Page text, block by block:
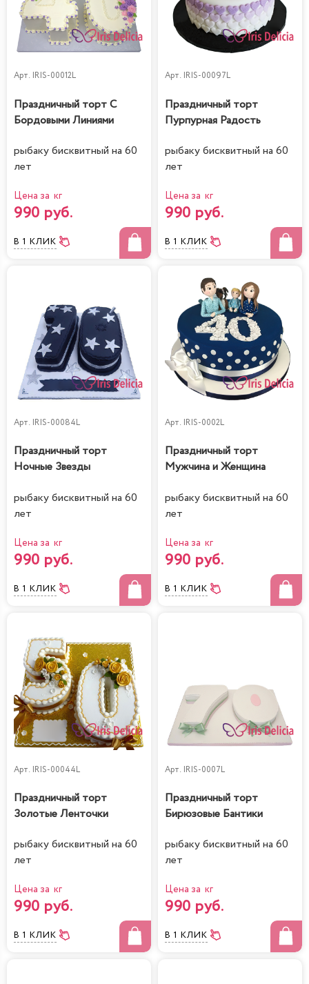
Арт. IRIS-00012L
Праздничный торт С
Бордовыми Линиями
рыбаку бисквитный на 60
лет
Цена за кг
990 руб.
В 1 КЛИК
Арт. IRIS-00097L
Праздничный торт
Пурпурная Радость
рыбаку бисквитный на 60
лет
Цена за кг
990 руб.
В 1 КЛИК
Арт. IRIS-00084L
Праздничный торт
Ночные Звезды
рыбаку бисквитный на 60
лет
Цена за кг
990 руб.
В 1 КЛИК
Арт. IRIS-0002L
Праздничный торт
Мужчина и Женщина
рыбаку бисквитный на 60
лет
Цена за кг
990 руб.
В 1 КЛИК
Арт. IRIS-00044L
Праздничный торт
Золотые Ленточки
рыбаку бисквитный на 60
лет
Цена за кг
990 руб.
В 1 КЛИК
Арт. IRIS-0007L
Праздничный торт
Бирюзовые Бантики
рыбаку бисквитный на 60
лет
Цена за кг
990 руб.
В 1 КЛИК